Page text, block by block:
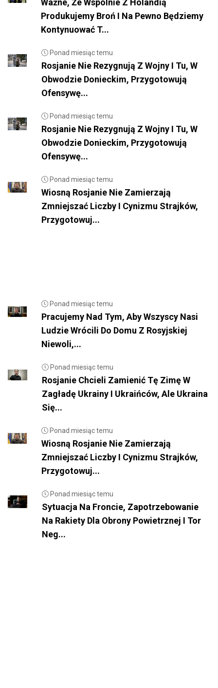
Ważne, Że Wspólnie Z Holandią
Produkujemy Broń I Na Pewno Będziemy
Kontynuować T...
Ponad miesiąc temu
Rosjanie Nie Rezygnują Z Wojny I Tu, W
Obwodzie Donieckim, Przygotowują
Ofensywę...
Ponad miesiąc temu
Rosjanie Nie Rezygnują Z Wojny I Tu, W
Obwodzie Donieckim, Przygotowują
Ofensywę...
Ponad miesiąc temu
Wiosną Rosjanie Nie Zamierzają
Zmniejszać Liczby I Cynizmu Strajków,
Przygotowuj...
Ponad miesiąc temu
Pracujemy Nad Tym, Aby Wszyscy Nasi
Ludzie Wrócili Do Domu Z Rosyjskiej
Niewoli,...
Ponad miesiąc temu
Rosjanie Chcieli Zamienić Tę Zimę W
Zagładę Ukrainy I Ukraińców, Ale Ukraina
Się...
Ponad miesiąc temu
Wiosną Rosjanie Nie Zamierzają
Zmniejszać Liczby I Cynizmu Strajków,
Przygotowuj...
Ponad miesiąc temu
Sytuacja Na Froncie, Zapotrzebowanie
Na Rakiety Dla Obrony Powietrznej I Tor
Neg...